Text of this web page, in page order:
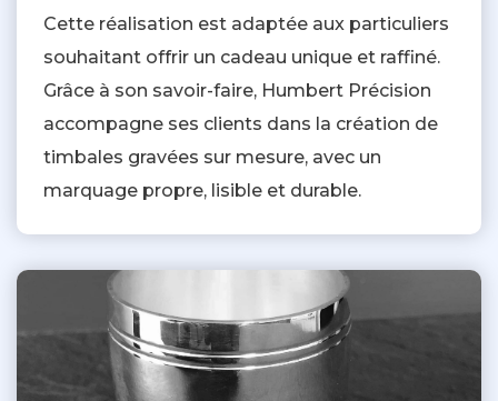
Cette réalisation est adaptée aux particuliers
souhaitant offrir un cadeau unique et raffiné.
Grâce à son savoir-faire, Humbert Précision
accompagne ses clients dans la création de
timbales gravées sur mesure, avec un
marquage propre, lisible et durable.